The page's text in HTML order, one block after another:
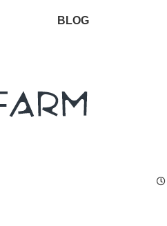
BLOG